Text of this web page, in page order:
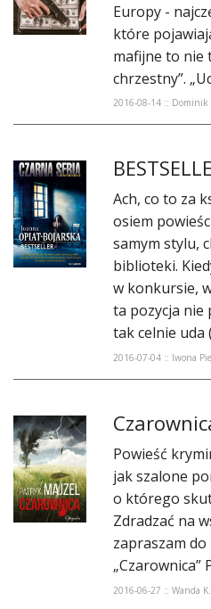
Europy -
które
mafijne to nie
chrzestny”.
2016-08-14 :: Dominik
Ach, co to za
osiem
samym stylu,
biblioteki.
w konkursie,
ta pozycja nie
tak celnie uda
2016-07-04 :: Iwona
Powieść
jak szalone
o którego
Zdradzać na
zapraszam
„Czarownica”
2016-06-27 :: Wanda K.